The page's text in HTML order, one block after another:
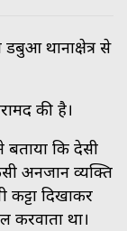
थानाक्षेत्र से
की है।
बताया कि देसी
अनजान व्यक्ति
कट्टा दिखाकर
करवाता था।